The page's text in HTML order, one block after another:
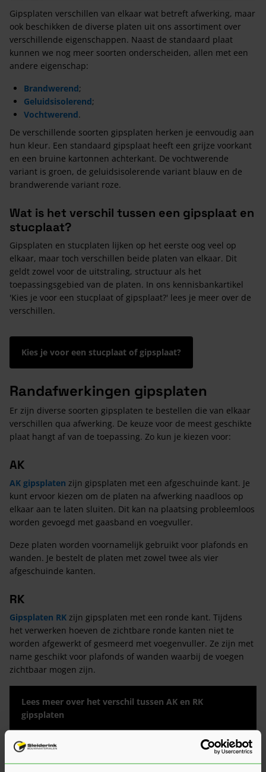
Gipsplaten verschillen van elkaar wat betreft afwerking, maar
ook beschikken de diverse platen uit ons assortiment over
verschillende eigenschappen. Naast de standaard plaat
kunnen we nog meer soorten onderscheiden, allen met een
andere eigenschap:
Brandwerend;
Geluidsisolerend;
Vochtwerend.
De verschillende soorten gipsplaten herken je eenvoudig aan
hun kleur. Een standaard gipsplaat heeft een grijze voorkant
en een bruine kartonnen achterkant. De vochtwerende
variant is groen, de geluidsisolerende variant blauw en de
brandwerende variant roze.
Wat is het verschil tussen een gipsplaat en
stucplaat?
Gipsplaten en stucplaten lijken op het eerste oog veel op
elkaar, maar toch verschillen beide platen van elkaar. Dit
geldt zowel voor de uitstraling, structuur als het
toepassingsgebied van de platen. In ons kennisbankartikel
'Kies je voor een stucplaat of gipsplaat?' lees je meer over de
verschillen.
Kies je voor een stucplaat of gipsplaat?
Randafwerkingen gipsplaten
Er zijn diverse soorten gipsplaten te bestellen die van elkaar
verschillen qua afwerking. De keuze voor de meest geschikte
plaat hangt af van de toepassing. Zo kun je kiezen voor:
AK
AK gipsplaten zijn gipsplaten met een afgeschuinde kant. Je
kunt ervoor kiezen om de platen na afwerking naadloos op
elkaar aan te laten sluiten. Dit kan na plaatsing probleemloos
worden gevoegd met gaasband en voegvuller.
Deze platen worden voornamelijk gebruikt voor plafonds en
wanden. Je bestelt de platen met zowel twee als vier
afgeschuinde kanten.
RK
Gipsplaten RK zijn gipsplaten met een ronde kant. Tijdens
het verwerken hoeven de zichtbare ronde kanten niet te
worden afgewerkt of gesmeerd met voegenvuller. Ze zijn met
name geschikt voor plafonds of wanden waarbij de voegen
zichtbaar mogen zijn.
Lees meer over het verschil tussen AK en RK
gipsplaten
Voordelen van gipsplaten